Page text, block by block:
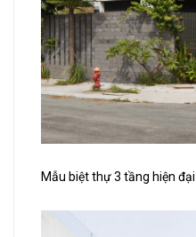
Mẫu biệt thự 3 tầng hiện